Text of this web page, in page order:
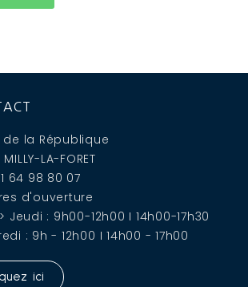
de la République
LA-FORET
64 98 80 07
d'ouverture
Jeudi : 9h00-12h00 I 14h00-17h30
: 9h - 12h00 I 14h00 - 17h00
ici